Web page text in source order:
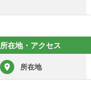
所在地・アクセス
所在地